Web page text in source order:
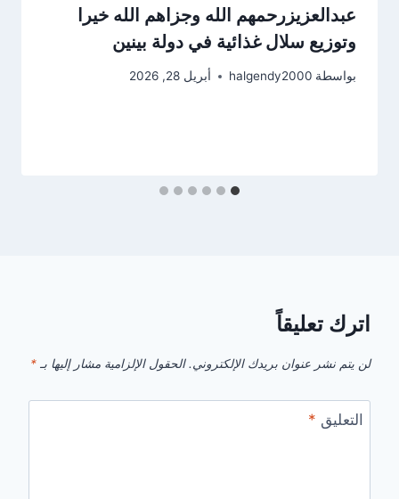
عبدالعزيزرحمهم الله وجزاهم الله خيرا
وتوزيع سلال غذائية في دولة بينين
بواسطة halgendy2000 أبريل 28, 2026
اترك تعليقاً
لن يتم نشر عنوان بريدك الإلكتروني. الحقول الإلزامية مشار إليها بـ *
التعليق *